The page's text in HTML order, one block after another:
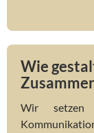
Wie
Wir setzen